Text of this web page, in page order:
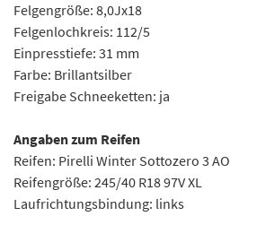
Felgengröße: 8,0Jx18
Felgenlochkreis: 112/5
Einpresstiefe: 31 mm
Farbe: Brillantsilber
Freigabe Schneeketten: ja
Angaben zum Reifen
Reifen: Pirelli Winter Sottozero 3 AO
Reifengröße: 245/40 R18 97V XL
Laufrichtungsbindung: links